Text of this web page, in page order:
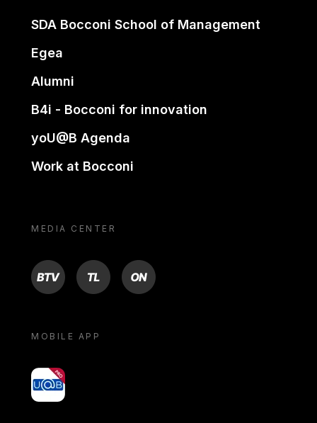
SDA Bocconi School of Management
Egea
Alumni
B4i - Bocconi for innovation
yoU@B Agenda
Work at Bocconi
MEDIA CENTER
BTV TL ON
MOBILE APP
yoU@B